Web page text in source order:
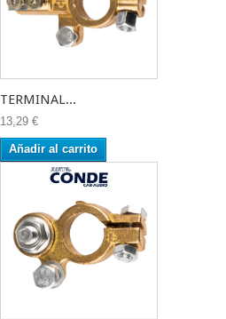
TERMINAL...
13,29 €
Añadir al carrito